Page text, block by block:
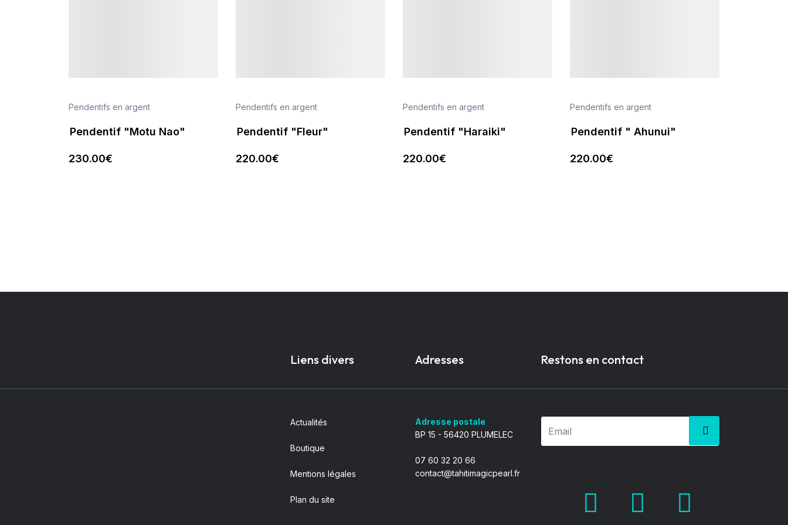
Pendentifs en argent
Pendentif "Motu Nao"
230.00€
Pendentifs en argent
Pendentif "Fleur"
220.00€
Pendentifs en argent
Pendentif "Haraiki"
220.00€
Pendentifs en argent
Pendentif " Ahunui"
220.00€
Liens divers
Actualités
Boutique
Mentions légales
Plan du site
Adresses
Adresse postale
BP 15 - 56420 PLUMELEC
07 60 32 20 66
contact@tahitimagicpearl.fr
Restons en contact